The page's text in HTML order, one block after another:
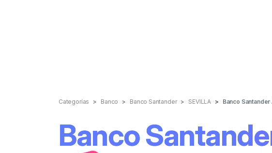
Categorías Banco Banco Santander SEVILLA Banco Santander
Banco